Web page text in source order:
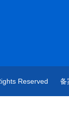
Reserved 备